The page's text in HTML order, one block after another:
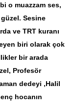
o muazzam ses,
Sesine
ve TRT kuranı
biri olarak çok
bir arada
Profesör
dedeyi ,Halil
hocanın